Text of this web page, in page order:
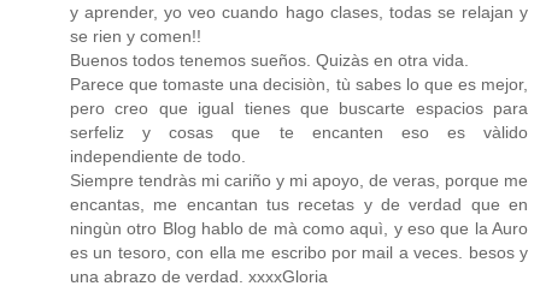
y aprender, yo veo cuando hago clases, todas se relajan y
se rien y comen!!
Buenos todos tenemos sueños. Quizàs en otra vida.
Parece que tomaste una decisiòn, tù sabes lo que es mejor,
pero creo que igual tienes que buscarte espacios para
serfeliz y cosas que te encanten eso es vàlido
independiente de todo.
Siempre tendràs mi cariño y mi apoyo, de veras, porque me
encantas, me encantan tus recetas y de verdad que en
ningùn otro Blog hablo de mà como aquì, y eso que la Auro
es un tesoro, con ella me escribo por mail a veces. besos y
una abrazo de verdad. xxxxGloria